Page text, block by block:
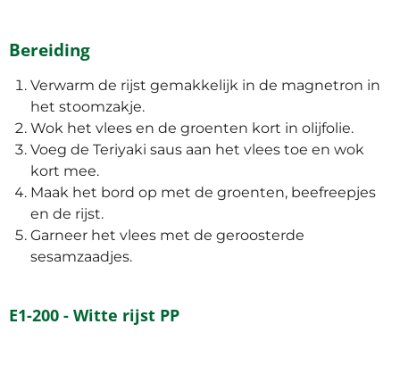
Bereiding
Verwarm de rijst gemakkelijk in de magnetron in
het stoomzakje.
Wok het vlees en de groenten kort in olijfolie.
Voeg de Teriyaki saus aan het vlees toe en wok
kort mee.
Maak het bord op met de groenten, beefreepjes
en de rijst.
Garneer het vlees met de geroosterde
sesamzaadjes.
E1-200 - Witte rijst PP